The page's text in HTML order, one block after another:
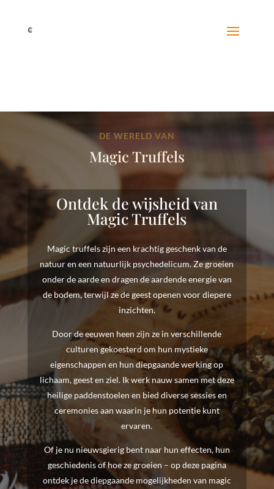
DE WERELD VAN
Magic Truffels
Ontdek de wijsheid van
Magic Truffels
Magic truffels zijn een krachtig geschenk van de
natuur en een natuurlijk psychedelicum. Ze groeien
onder de aarde en dragen de aardende energie van
de bodem, terwijl ze de geest openen voor diepere
inzichten.
Door de eeuwen heen zijn ze in verschillende
culturen gekoesterd om hun mystieke
eigenschappen en hun diepgaande werking op
lichaam, geest en ziel. Ik werk nauw samen met deze
heilige paddenstoelen en bied diverse sessies en
ceremonies aan waarin je hun potentie kunt
ervaren.
Of je nu nieuwsgierig bent naar hun effecten, hun
geschiedenis of hoe ze groeien – op deze pagina
ontdek je de diepgaande mogelijkheden van magic